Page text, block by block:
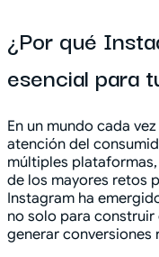
¿Por qué
esencial para
En un mundo cada
atención del
múltiples
de los mayores retos
Instagram ha
no solo para
generar conversiones